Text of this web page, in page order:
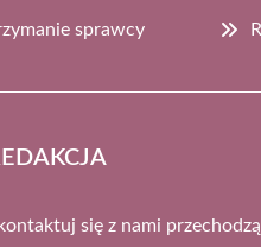
sprawcy
się z nami